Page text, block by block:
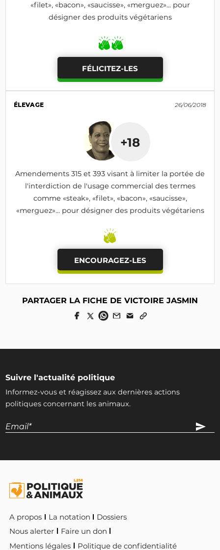
«filet», «bacon», «saucisse», «merguez»... pour
désigner des produits végétariens
FÉLICITEZ-LES
ÉLEVAGE 26/06/2018
+18
Amendements 315 et 393 visant à limiter la portée de
l'interdiction de l'usage commercial des termes
comme «steak», «filet», «bacon», «saucisse»,
«merguez»... pour désigner des produits végétariens
ENCOURAGEZ-LES
PARTAGER LA FICHE DE VICTOIRE JASMIN
Suivre l'actualité politique
Informez-vous et réagissez aux dernières actions
politiques concernant les animaux.
A propos La notation
Dossiers
Nous alerter
Faire un don
Mentions légales
Politique de confidentialité